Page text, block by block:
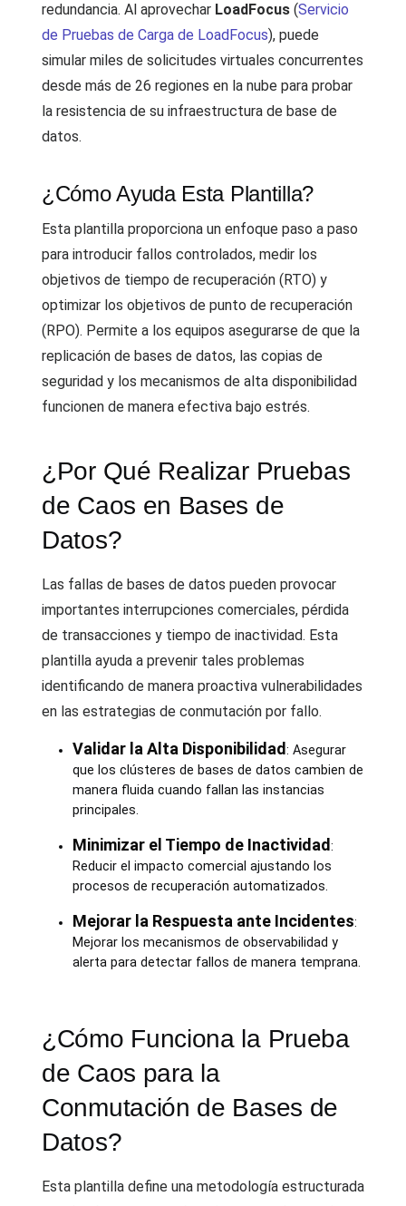
redundancia. Al aprovechar LoadFocus (Servicio
de Pruebas de Carga de LoadFocus), puede
simular miles de solicitudes virtuales concurrentes
desde más de 26 regiones en la nube para probar
la resistencia de su infraestructura de base de
datos.
¿Cómo Ayuda Esta Plantilla?
Esta plantilla proporciona un enfoque paso a paso
para introducir fallos controlados, medir los
objetivos de tiempo de recuperación (RTO) y
optimizar los objetivos de punto de recuperación
(RPO). Permite a los equipos asegurarse de que la
replicación de bases de datos, las copias de
seguridad y los mecanismos de alta disponibilidad
funcionen de manera efectiva bajo estrés.
¿Por Qué Realizar Pruebas
de Caos en Bases de
Datos?
Las fallas de bases de datos pueden provocar
importantes interrupciones comerciales, pérdida
de transacciones y tiempo de inactividad. Esta
plantilla ayuda a prevenir tales problemas
identificando de manera proactiva vulnerabilidades
en las estrategias de conmutación por fallo.
Validar la Alta Disponibilidad : Asegurar
que los clústeres de bases de datos cambien de
manera fluida cuando fallan las instancias
principales.
Minimizar el Tiempo de Inactividad :
Reducir el impacto comercial ajustando los
procesos de recuperación automatizados.
Mejorar la Respuesta ante Incidentes:
Mejorar los mecanismos de observabilidad y
alerta para detectar fallos de manera temprana.
¿Cómo Funciona la Prueba
de Caos para la
Conmutación de Bases de
Datos?
Esta plantilla define una metodología estructurada